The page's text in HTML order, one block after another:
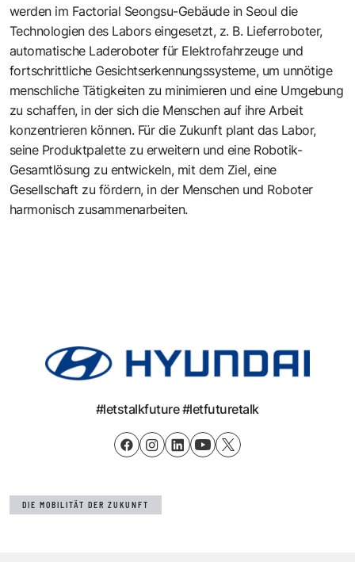
werden im Factorial Seongsu-Gebäude in Seoul die
Technologien des Labors eingesetzt, z. B. Lieferroboter,
automatische Laderoboter für Elektrofahrzeuge und
fortschrittliche Gesichtserkennungssysteme, um unnötige
menschliche Tätigkeiten zu minimieren und eine Umgebung
zu schaffen, in der sich die Menschen auf ihre Arbeit
konzentrieren können. Für die Zukunft plant das Labor,
seine Produktpalette zu erweitern und eine Robotik-
Gesamtlösung zu entwickeln, mit dem Ziel, eine
Gesellschaft zu fördern, in der Menschen und Roboter
harmonisch zusammenarbeiten.
#letstalkfuture #letfuturetalk
DIE MOBILITÄT DER ZUKUNFT